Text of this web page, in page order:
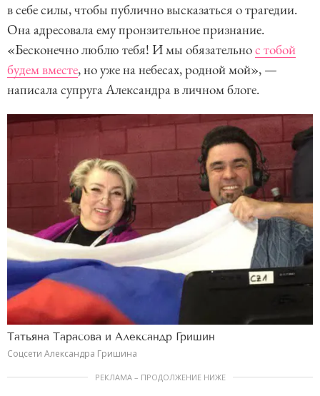
в себе силы, чтобы публично высказаться о трагедии.
Она адресовала ему пронзительное признание.
«Бесконечно люблю тебя! И мы обязательнос тобой
будем вместе, но уже на небесах, родной мой», —
написала супруга Александра в личном блоге.
Татьяна Тарасова и Александр Гришин
Соцсети Александра Гришина
РЕКЛАМА – ПРОДОЛЖЕНИЕ НИЖЕ